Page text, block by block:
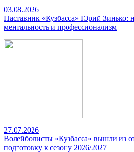
03.08.2026
Наставник «Кузбасса» Юрий Зинько:
ментальность и профессионализм
27.07.2026
Волейболисты «Кузбасса» вышли из
подготовку к сезону 2026/2027